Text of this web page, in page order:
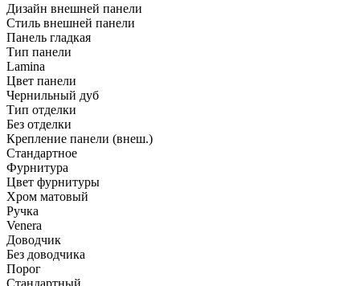
Дизайн внешней панели
Стиль внешней панели
Панель гладкая
Тип панели
Lamina
Цвет панели
Чернильный дуб
Тип отделки
Без отделки
Крепление панели (внеш.)
Стандартное
Фурнитура
Цвет фурнитуры
Хром матовый
Ручка
Venera
Доводчик
Без доводчика
Порог
Стандартный